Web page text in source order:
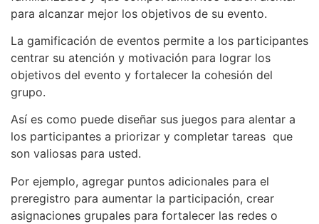
para alcanzar mejor los objetivos de su evento.
La gamificación de eventos permite a los participantes
centrar su atención y motivación para lograr los
objetivos del evento y fortalecer la cohesión del
grupo.
Así es como puede diseñar sus juegos para alentar a
los participantes a priorizar y completar tareas que
son valiosas para usted.
Por ejemplo, agregar puntos adicionales para el
preregistro para aumentar la participación, crear
asignaciones grupales para fortalecer las redes o